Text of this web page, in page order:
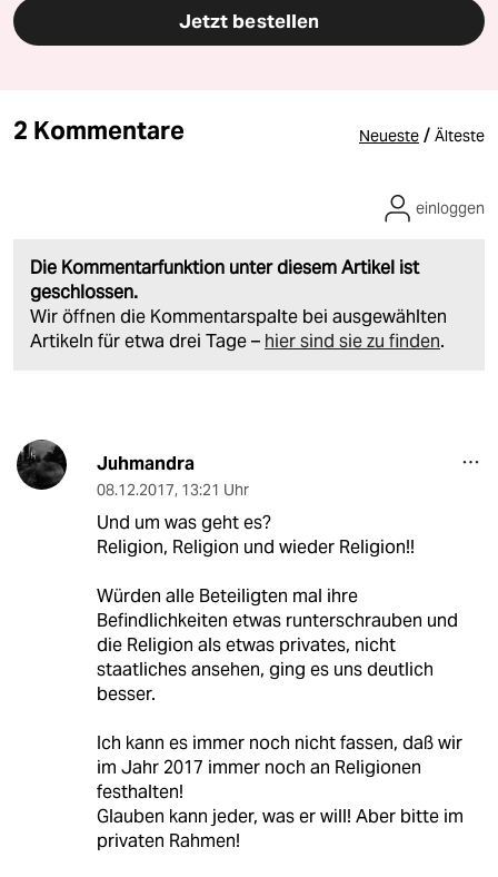
Jetzt bestellen
2 Kommentare Neueste / Älteste
Die Kommentarfunktion unter diesem Artikel ist
geschlossen.
Wir öffnen die Kommentarspalte bei ausgewählten
Artikeln für etwa drei Tage – hier sind sie zu finden.
einloggen
Juhmandra
08.12.2017, 13:21 Uhr
Und um was geht es?
Religion, Religion und wieder Religion!!
Würden alle Beteiligten mal ihre
Befindlichkeiten etwas runterschrauben und
die Religion als etwas privates, nicht
staatliches ansehen, ging es uns deutlich
besser.
Ich kann es immer noch nicht fassen, daß wir
im Jahr 2017 immer noch an Religionen
festhalten!
Glauben kann jeder, was er will! Aber bitte im
privaten Rahmen!